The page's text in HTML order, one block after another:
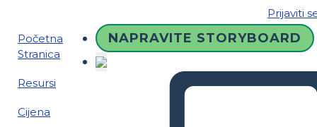
Prijaviti
Početna
Stranica
Resursi
Cijena
NAPRAVITE STORYBOARD